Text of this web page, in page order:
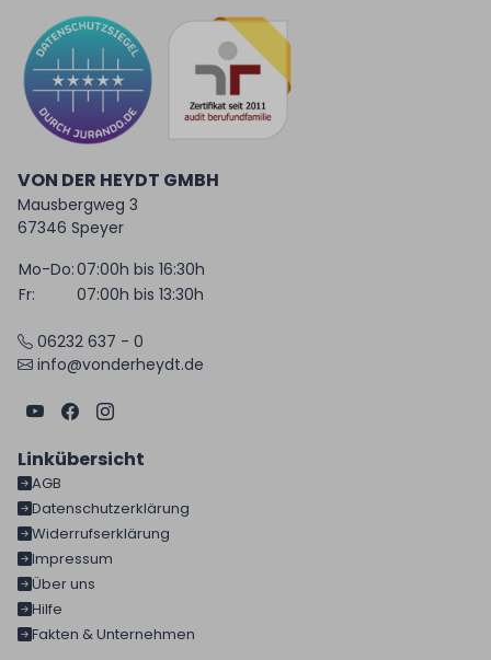
VON DER HEYDT GMBH
Mausbergweg 3
67346 Speyer
Mo-Do:07:00h bis 16:30h
Fr:
07:00h bis 13:30h
06232 637 - 0
info@vonderheydt.de
Linkübersicht
AGB
Datenschutzerklärung
Widerrufserklärung
Impressum
Über uns
Hilfe
Fakten & Unternehmen